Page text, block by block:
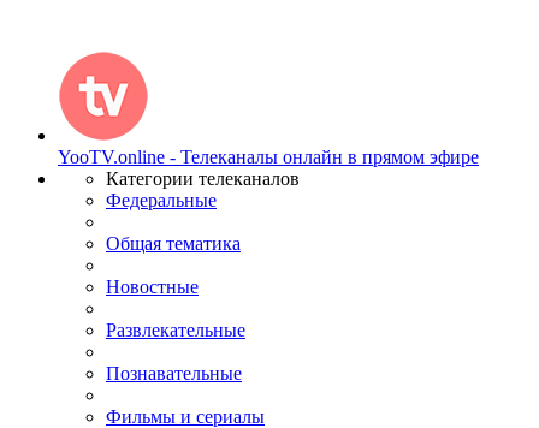
YooTV.online - Телеканалы онлайн в прямом эфире
Категории телеканалов
Федеральные
Общая тематика
Новостные
Развлекательные
Познавательные
Фильмы и сериалы